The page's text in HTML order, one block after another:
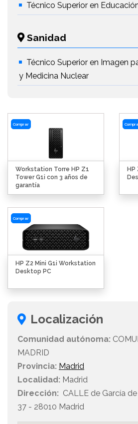
Técnico Superior en
Sanidad
Técnico Superior en Imagen
y Medicina Nuclear
Comprar
Workstation Torre HP Z1
Tower G1i con 3 años de
garantía
HP
Comprar
HP Z2 Mini G1i Workstation
Desktop PC
Localización
Comunidad autónoma:
MADRID
Provincia: Madrid
Localidad: Madrid
Dirección: CALLE de García
37 - 28010 Madrid